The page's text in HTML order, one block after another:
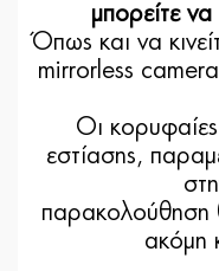
μπορείτε να
Όπως και να
mirrorless
Οι κορυφαίες
εστίασης,
παρακολούθηση
ακόμη